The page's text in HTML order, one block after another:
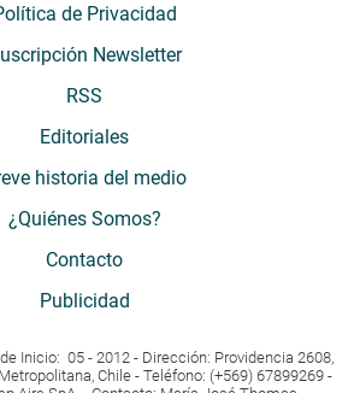
de Privacidad
Newsletter
RSS
Editoriales
historia del medio
¿Quiénes Somos?
Contacto
Publicidad
Inicio: 05 - 2012 - Dirección: Providencia 2608,
Chile - Teléfono: (+569) 67899269 -